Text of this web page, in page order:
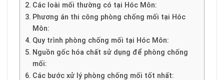
Các loài mối thường có tại Hóc Môn:
Phương án thi công phòng chống mối tại Hóc
Môn:
Quy trình phòng chống mối tại Hóc Môn:
Nguồn gốc hóa chất sử dụng để phòng chống
mối:
Các bước xử lý phòng chống mối tốt nhất: